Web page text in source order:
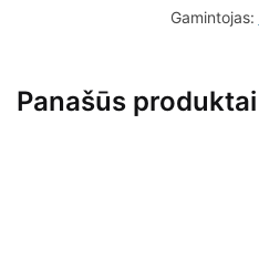
Gamintojas:
Panašūs produktai